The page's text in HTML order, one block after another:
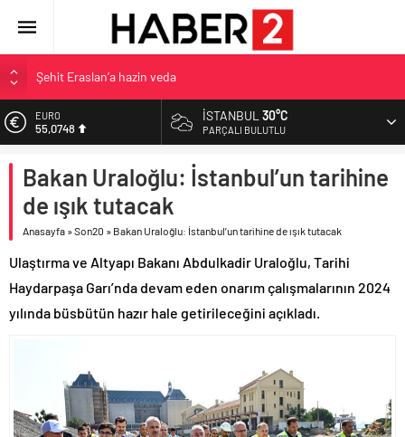
Şehit Eraslan’a hazin veda
Toprak Razgatlıoğlu Çekya’da ikinci oldu
Malatya’da Bakırcılar Çarşısı’na ilk kazma
İzmit Belediyesi’nden Tepeköy’de asfalt mesaisi
EURO
55,0748
6.623,43
BİST
13.785,25
47,7048
İSTANBUL30°C
PARÇALI BULUTLU
Bakan Uraloğlu: İstanbul’un tarihine
de ışık tutacak
Anasayfa »Son20 » Bakan Uraloğlu: İstanbul’un tarihine de ışık tutacak
Ulaştırma ve Altyapı Bakanı Abdulkadir Uraloğlu, Tarihi
Haydarpaşa Garı’nda devam eden onarım çalışmalarının 2024
yılında büsbütün hazır hale getirileceğini açıkladı.